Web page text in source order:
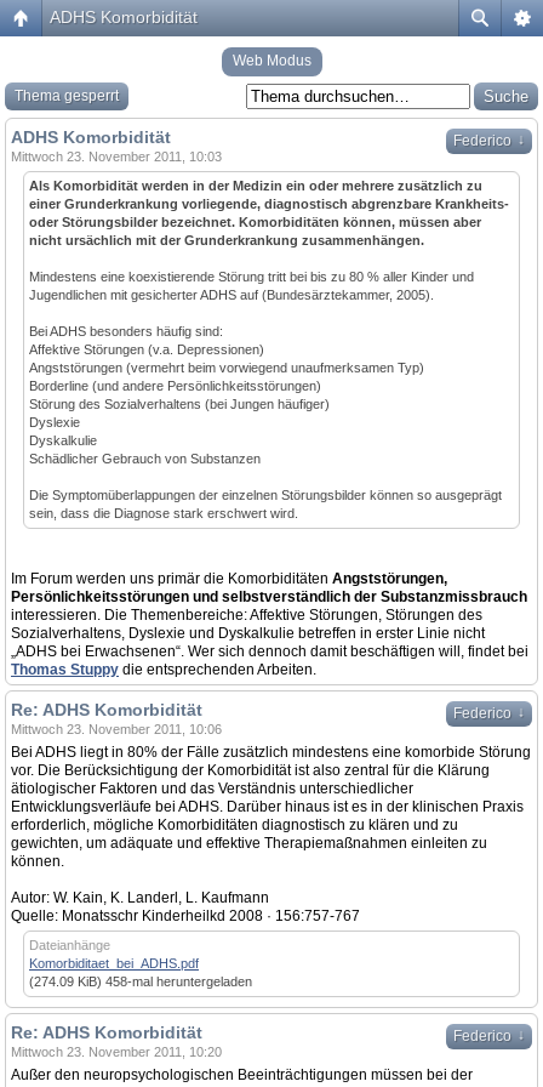
ADHS Komorbidität
Web Modus
Thema gesperrt
Federico ↓
ADHS Komorbidität
Mittwoch 23. November 2011, 10:03
Als Komorbidität werden in der Medizin ein oder mehrere zusätzlich zu
einer Grunderkrankung vorliegende, diagnostisch abgrenzbare Krankheits-
oder Störungsbilder bezeichnet. Komorbiditäten können, müssen aber
nicht ursächlich mit der Grunderkrankung zusammenhängen.
Mindestens eine koexistierende Störung tritt bei bis zu 80 % aller Kinder und
Jugendlichen mit gesicherter ADHS auf (Bundesärztekammer, 2005).
Bei ADHS besonders häufig sind:
Affektive Störungen (v.a. Depressionen)
Angststörungen (vermehrt beim vorwiegend unaufmerksamen Typ)
Borderline (und andere Persönlichkeitsstörungen)
Störung des Sozialverhaltens (bei Jungen häufiger)
Dyslexie
Dyskalkulie
Schädlicher Gebrauch von Substanzen
Die Symptomüberlappungen der einzelnen Störungsbilder können so ausgeprägt
sein, dass die Diagnose stark erschwert wird.
Im Forum werden uns primär die Komorbiditäten Angststörungen,
Persönlichkeitsstörungen und selbstverständlich der Substanzmissbrauch
interessieren. Die Themenbereiche: Affektive Störungen, Störungen des
Sozialverhaltens, Dyslexie und Dyskalkulie betreffen in erster Linie nicht
„ADHS bei Erwachsenen“. Wer sich dennoch damit beschäftigen will, findet bei
Thomas Stuppy die entsprechenden Arbeiten.
Federico ↓
Re: ADHS Komorbidität
Mittwoch 23. November 2011, 10:06
Bei ADHS liegt in 80% der Fälle zusätzlich mindestens eine komorbide Störung
vor. Die Berücksichtigung der Komorbidität ist also zentral für die Klärung
ätiologischer Faktoren und das Verständnis unterschiedlicher
Entwicklungsverläufe bei ADHS. Darüber hinaus ist es in der klinischen Praxis
erforderlich, mögliche Komorbiditäten diagnostisch zu klären und zu
gewichten, um adäquate und effektive Therapiemaßnahmen einleiten zu
können.
Autor: W. Kain, K. Landerl, L. Kaufmann
Quelle: Monatsschr Kinderheilkd 2008 · 156:757-767
Dateianhänge
Komorbiditaet_bei_ADHS.pdf
(274.09 KiB) 458-mal heruntergeladen
Federico ↓
Re: ADHS Komorbidität
Mittwoch 23. November 2011, 10:20
Außer den neuropsychologischen Beeinträchtigungen müssen bei der